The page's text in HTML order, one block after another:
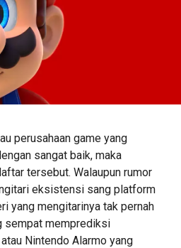
perusahaan game yang
sangat baik, maka
tersebut. Walaupun rumor
eksistensi sang platform
yang mengitarinya tak pernah
sempat memprediksi
Nintendo Alarmo yang